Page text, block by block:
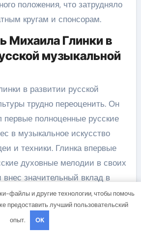
положения, что затрудняло
кругам и спонсорам.
Михаила Глинки в
музыкальной
в развитии русской
трудно переоценить. Он
первые полноценные русские
в музыкальное искусство
и техники. Глинка впервые
духовные мелодии в своих
внес значительный вклад в
национальной школы
также помог утвердить
классической музыки в
файлы и другие технологии, чтобы помочь
предоставить лучший пользовательский
опыт.
OK